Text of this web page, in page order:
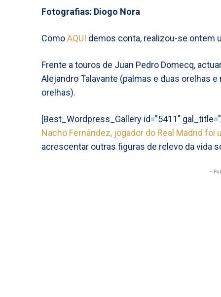
Fotografias: Diogo Nora
ComoAQUI demos conta, realizou-se ontem
Frente a touros de Juan Pedro Domecq,
Alejandro Talavante (palmas e duas orelhas
orelhas).
[Best_Wordpress_Gallery id=”5411″
Nacho Fernández, jogador do Real Madrid
acrescentar outras figuras de relevo da vida
-